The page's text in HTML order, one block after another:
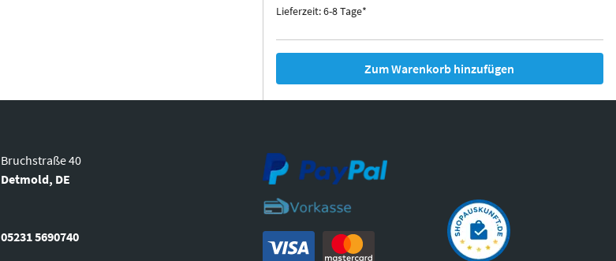
Ohio
Lieferzeit: 6-8 Tage*
Zum Warenkorb hinzufügen
Bruchstraße 40
Detmold, DE
05231 5690740